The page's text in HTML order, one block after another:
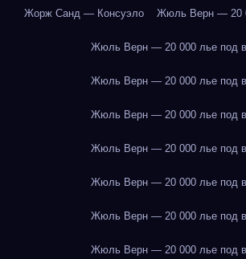
Жорж Санд — Консуэло Жюль Верн — 20
Жюль Верн — 20 000 лье под
Жюль Верн — 20 000 лье под
Жюль Верн — 20 000 лье под
Жюль Верн — 20 000 лье под
Жюль Верн — 20 000 лье под
Жюль Верн — 20 000 лье под
Жюль Верн — 20 000 лье под